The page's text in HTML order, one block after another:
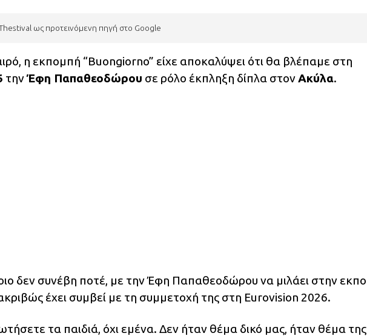
ως προτεινόμενη πηγή στο Google
η εκπομπή “Buongiorno” είχε αποκαλύψει ότι θα βλέπαμε στη
τηνΈφη Παπαθεοδώρου σε ρόλο έκπληξη δίπλα στονΑκύλα.
δεν συνέβη ποτέ, με την Έφη Παπαθεοδώρου να μιλάει στην
ακριβώς έχει συμβεί με τη συμμετοχή της στη Eurovision 2026.
τα παιδιά, όχι εμένα. Δεν ήταν θέμα δικό μας, ήταν θέμα της